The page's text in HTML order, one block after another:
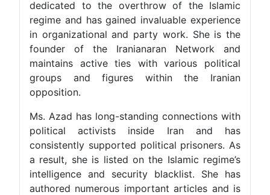
dedicated to the overthrow of the Islamic
regime and has gained invaluable experience
in organizational and party work. She is the
founder of the Iranianaran Network and
maintains active ties with various political
groups and figures within the Iranian
opposition.
Ms. Azad has long-standing connections with
political activists inside Iran and has
consistently supported political prisoners. As
a result, she is listed on the Islamic regime’s
intelligence and security blacklist. She has
authored numerous important articles and is